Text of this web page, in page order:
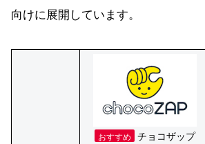
向けに展開しています。
おすすめ チョコザップ